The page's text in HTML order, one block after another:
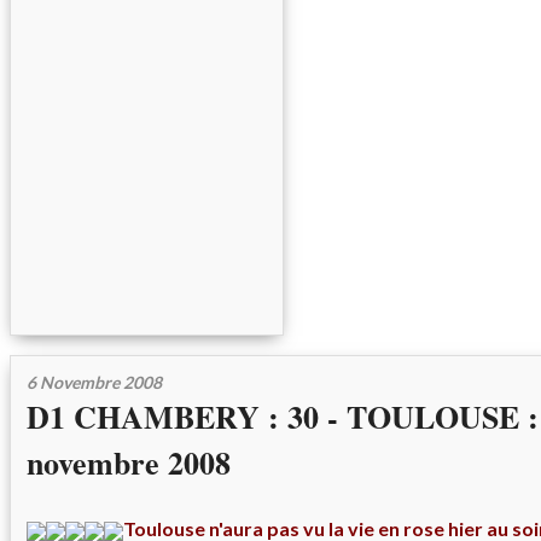
6 Novembre 2008
D1 CHAMBERY : 30 - TOULOUSE
novembre 2008
Toulouse n'aura pas vu la vie en rose hier au